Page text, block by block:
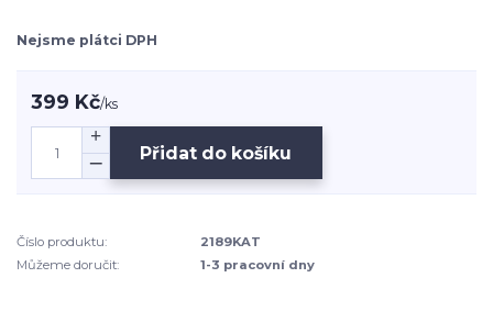
Nejsme plátci DPH
399 Kč/ks
Přidat do košíku
Číslo produktu:
2189KAT
Můžeme doručit:
1-3 pracovní dny